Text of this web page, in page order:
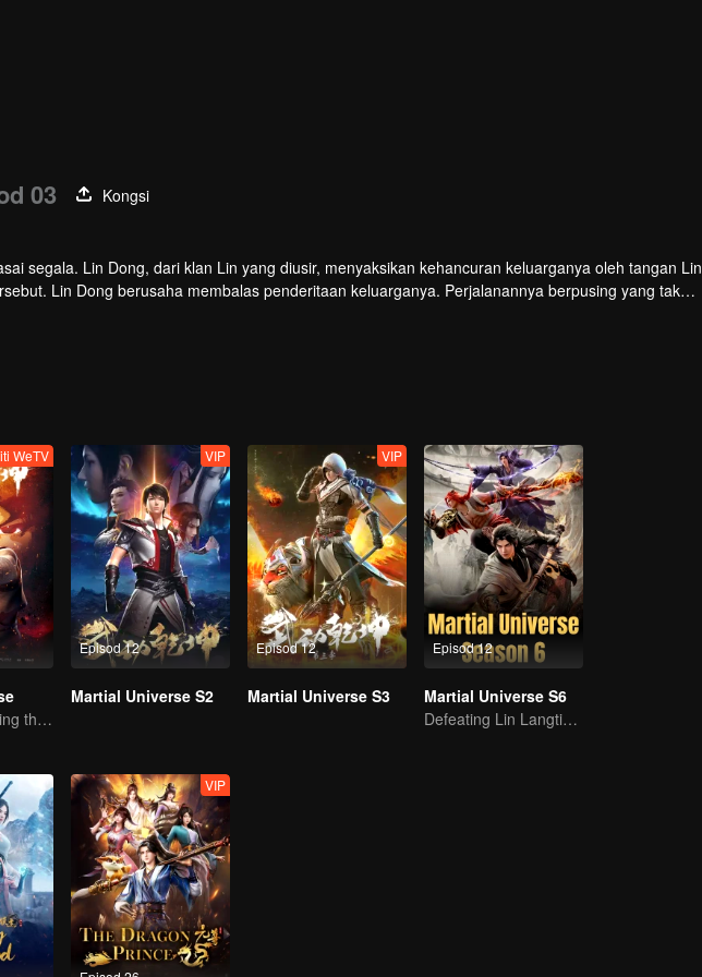
03
Kongsi
segala. Lin Dong, dari klan Lin yang diusir, menyaksikan kehancuran keluarganya oleh tangan Lin
Lin Dong berusaha membalas penderitaan keluarganya. Perjalanannya berpusing yang tak
misterius, membongkar takdir di luar imajinasinya.
WeTV
Wu Zhiji, Breaking the Sky, Moving the Heaven and the Earth
Episod 12
VIP
Martial Universe S2
Episod 12
VIP
Martial Universe S3
Episod 12
Martial Universe S6
Defeating Lin Langtian, rising to the championship.
VIP